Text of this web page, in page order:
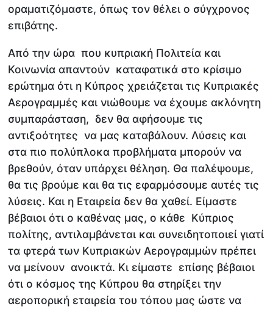
οραματιζόμαστε, όπως τον θέλει ο σύγχρονος
επιβάτης.
Από την ώρα που κυπριακή Πολιτεία και
Κοινωνία απαντούν καταφατικά στο κρίσιμο
ερώτημα ότι η Κύπρος χρειάζεται τις Κυπριακές
Αερογραμμές και νιώθουμε να έχουμε ακλόνητη
συμπαράσταση, δεν θα αφήσουμε τις
αντιξοότητες να μας καταβάλουν. Λύσεις και
στα πιο πολύπλοκα προβλήματα μπορούν να
βρεθούν, όταν υπάρχει θέληση. Θα παλέψουμε,
θα τις βρούμε και θα τις εφαρμόσουμε αυτές τις
λύσεις. Και η Εταιρεία δεν θα χαθεί. Είμαστε
βέβαιοι ότι ο καθένας μας, ο κάθε Κύπριος
πολίτης, αντιλαμβάνεται και συνειδητοποιεί γιατί
τα φτερά των Κυπριακών Αερογραμμών πρέπει
να μείνουν ανοικτά. Κι είμαστε επίσης βέβαιοι
ότι ο κόσμος της Κύπρου θα στηρίξει την
αεροπορική εταιρεία του τόπου μας ώστε να